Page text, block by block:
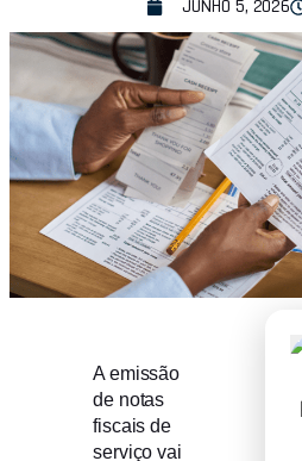
JUNHO 5, 2026
A emissão
de notas
fiscais de
serviço vai